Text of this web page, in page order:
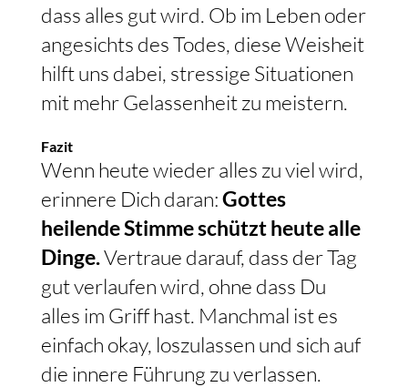
dass alles gut wird. Ob im Leben oder
angesichts des Todes, diese Weisheit
hilft uns dabei, stressige Situationen
mit mehr Gelassenheit zu meistern.
Fazit
Wenn heute wieder alles zu viel wird,
erinnere Dich daran:Gottes
heilende Stimme schützt heute alle
Dinge.Vertraue darauf, dass der Tag
gut verlaufen wird, ohne dass Du
alles im Griff hast. Manchmal ist es
einfach okay, loszulassen und sich auf
die innere Führung zu verlassen.